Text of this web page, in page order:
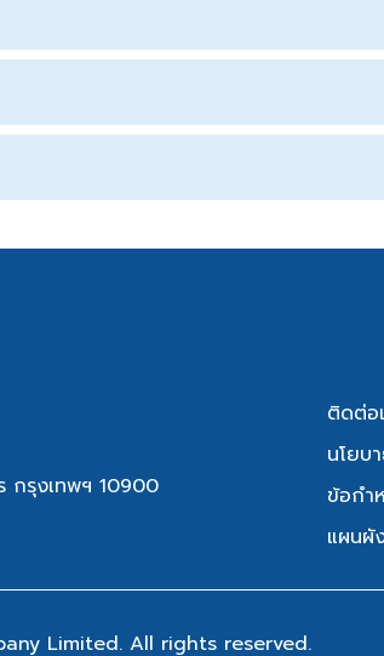
กรุงเทพฯ 10900
ติดต่อ
นโยบ
ข้อกำ
แผนผั
Limited. All rights reserved.